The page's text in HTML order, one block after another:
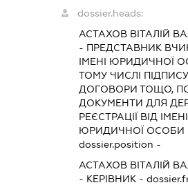
dossier.heads:
АСТАХОВ ВІТАЛІЙ
- ПРЕДСТАВНИК
ІМЕНІ ЮРИДИЧНОЇ
ТОМУ ЧИСЛІ
ДОГОВОРИ ТОЩО,
ДОКУМЕНТИ ДЛЯ
РЕЄСТРАЦІЇ ВІД ІМЕНІ
ЮРИДИЧНОЇ ОСОБИ
dossier.position -
АСТАХОВ ВІТАЛІЙ
- КЕРІВНИК -